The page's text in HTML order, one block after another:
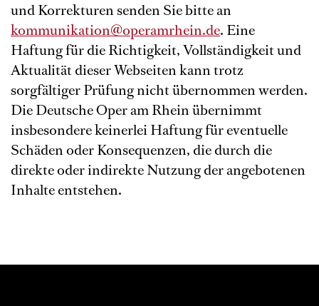
und Korrekturen senden Sie bitte an
kommunikation@operamrhein.de. Eine
Haftung für die Richtigkeit, Vollständigkeit und
Aktualität dieser Webseiten kann trotz
sorgfältiger Prüfung nicht übernommen werden.
Die Deutsche Oper am Rhein übernimmt
insbesondere keinerlei Haftung für eventuelle
Schäden oder Konsequenzen, die durch die
direkte oder indirekte Nutzung der angebotenen
Inhalte entstehen.